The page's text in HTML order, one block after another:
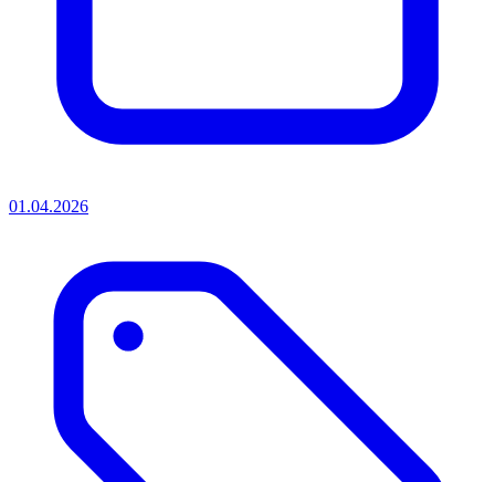
01.04.2026